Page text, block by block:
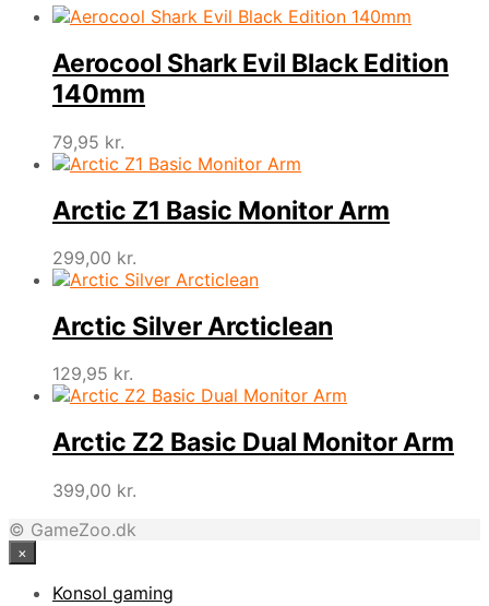
Aerocool Shark Evil Black Edition
140mm
79,95 kr.
Arctic Z1 Basic Monitor Arm
299,00 kr.
Arctic Silver Arcticlean
129,95 kr.
Arctic Z2 Basic Dual Monitor Arm
399,00 kr.
© GameZoo.dk
×
Konsol gaming